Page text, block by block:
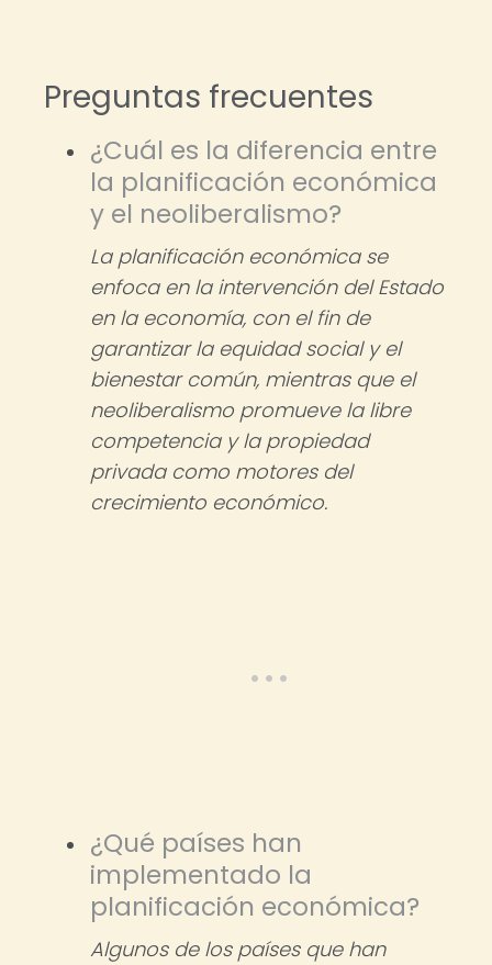
Preguntas frecuentes
¿Cuál es la diferencia entre
la planificación económica
y el neoliberalismo?
La planificación económica se
enfoca en la intervención del Estado
en la economía, con el fin de
garantizar la equidad social y el
bienestar común, mientras que el
neoliberalismo promueve la libre
competencia y la propiedad
privada como motores del
crecimiento económico.
¿Qué países han
implementado la
planificación económica?
Algunos de los países que han